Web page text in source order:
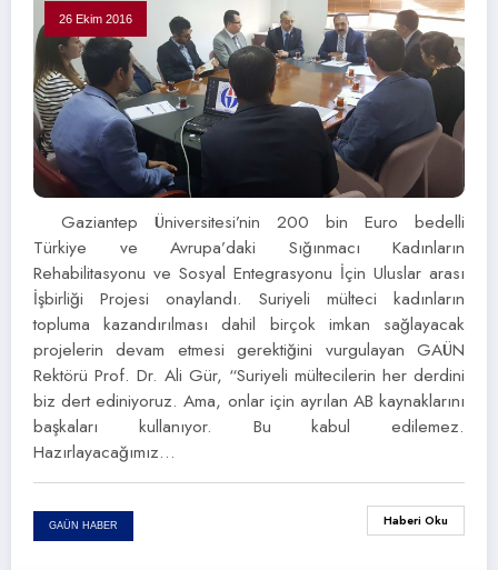
26 Ekim 2016
Gaziantep Üniversitesi’nin 200 bin Euro bedelli
Türkiye ve Avrupa’daki Sığınmacı Kadınların
Rehabilitasyonu ve Sosyal Entegrasyonu İçin Uluslar arası
İşbirliği Projesi onaylandı. Suriyeli mülteci kadınların
topluma kazandırılması dahil birçok imkan sağlayacak
projelerin devam etmesi gerektiğini vurgulayan GAÜN
Rektörü Prof. Dr. Ali Gür, “Suriyeli mültecilerin her derdini
biz dert ediniyoruz. Ama, onlar için ayrılan AB kaynaklarını
başkaları kullanıyor. Bu kabul edilemez.
Hazırlayacağımız…
GAÜN HABER Haberi Oku